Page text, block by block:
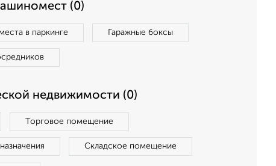
(0)
в паркинге Гаражные боксы
недвижимости (0)
Торговое помещение
Складское помещение